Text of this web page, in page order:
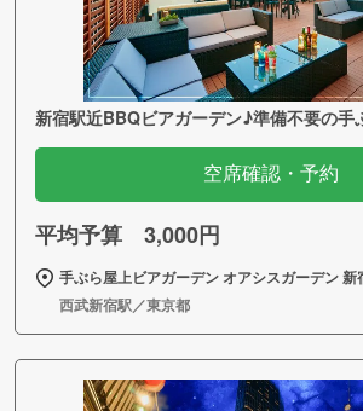
新宿駅近BBQビアガーデン♪準備不要の手
空席確認・予約
平均予算 3,000円
手ぶら屋上ビアガーデン オアシスガーデン 新
西武新宿駅／東京都